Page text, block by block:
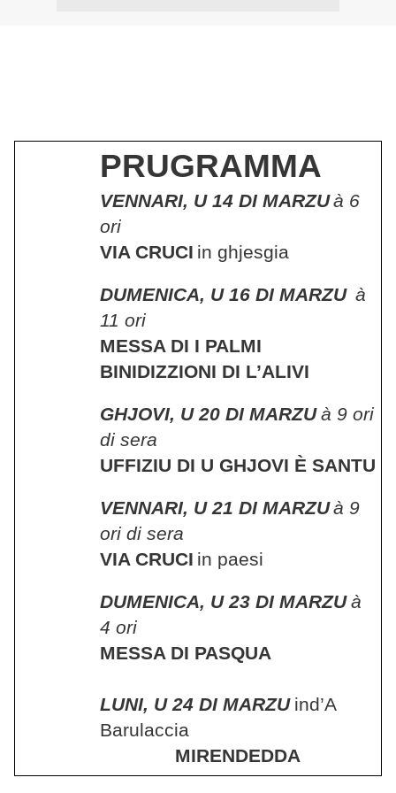
PRUGRAMMA
VENNARI, U 14 DI MARZUà 6
ori
VIA CRUCI in ghjesgia
DUMENICA, U 16 DI MARZU à
11 ori
MESSA DI I PALMI
BINIDIZZIONI DI L’ALIVI
GHJOVI, U 20 DI MARZU à 9 ori
di sera
UFFIZIU DI U GHJOVI È SANTU
VENNARI, U 21 DI MARZUà 9
ori di sera
VIA CRUCI in paesi
DUMENICA, U 23 DI MARZU à
4 ori
MESSA DI PASQUA
LUNI, U 24 DI MARZU ind’A
Barulaccia
MIRENDEDDA